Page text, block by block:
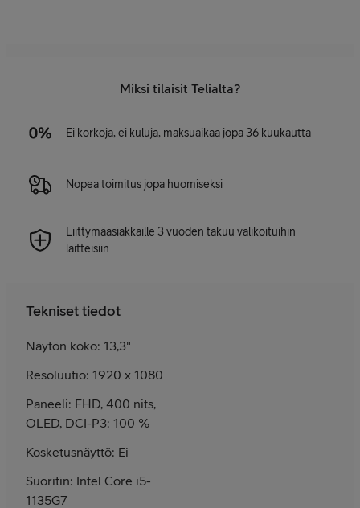
Miksi tilaisit Telialta?
Ei korkoja, ei kuluja, maksuaikaa jopa 36 kuukautta
Nopea toimitus jopa huomiseksi
Liittymäasiakkaille 3 vuoden takuu valikoituihin
laitteisiin
Tekniset tiedot
Näytön koko: 13,3"
Resoluutio: 1920 x 1080
Paneeli: FHD, 400 nits,
OLED, DCI-P3: 100 %
Kosketusnäyttö: Ei
Suoritin: Intel Core i5-
1135G7